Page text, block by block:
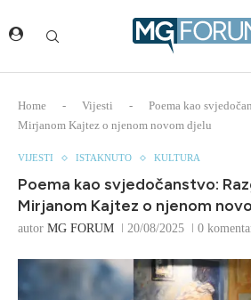
Home - Vijesti -
Poema kao
Mirjanom Kajtez o njenom novom djelu
VIJESTI ISTAKNUTO KULTURA
Poema kao svjedočanstvo:
Mirjanom Kajtez o njenom
autor MG FORUM 20/08/2025 0